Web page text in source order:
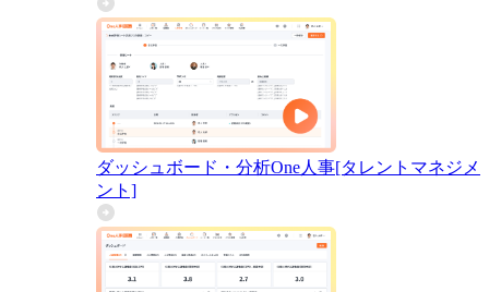
ダッシュボード・分析One人事[タレントマネジメ
ント]